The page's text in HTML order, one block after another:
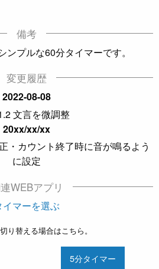
備考
ンプルな60分タイマーです。
変更履歴
2022-08-08
文言を微調整
20xx/xx/xx
・カウント終了時に音が鳴るよう
に設定
WEBアプリ
イマーを選ぶ
り替える場合はこちら。
5分タイマー